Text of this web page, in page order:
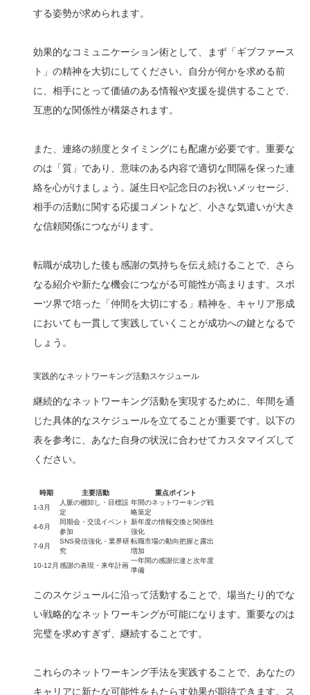
する姿勢が求められます。
効果的なコミュニケーション術として、まず「ギブファース
ト」の精神を大切にしてください。自分が何かを求める前
に、相手にとって価値のある情報や支援を提供することで、
互恵的な関係性が構築されます。
また、連絡の頻度とタイミングにも配慮が必要です。重要な
のは「質」であり、意味のある内容で適切な間隔を保った連
絡を心がけましょう。誕生日や記念日のお祝いメッセージ、
相手の活動に関する応援コメントなど、小さな気遣いが大き
な信頼関係につながります。
転職が成功した後も感謝の気持ちを伝え続けることで、さら
なる紹介や新たな機会につながる可能性が高まります。スポ
ーツ界で培った「仲間を大切にする」精神を、キャリア形成
においても一貫して実践していくことが成功への鍵となるで
しょう。
実践的なネットワーキング活動スケジュール
継続的なネットワーキング活動を実現するために、年間を通
じた具体的なスケジュールを立てることが重要です。以下の
表を参考に、あなた自身の状況に合わせてカスタマイズして
ください。
時期 主要活動
重点ポイント
1-3月
人脈の棚卸し・目標設
定
年間のネットワーキング戦
略策定
4-6月
同期会・交流イベント
参加
新年度の情報交換と関係性
強化
7-9月
SNS発信強化・業界研
究
転職市場の動向把握と露出
増加
10-12月 感謝の表現・来年計画
一年間の感謝伝達と次年度
準備
このスケジュールに沿って活動することで、場当たり的でな
い戦略的なネットワーキングが可能になります。重要なのは
完璧を求めすぎず、継続することです。
これらのネットワーキング手法を実践することで、あなたの
キャリアに新たな可能性をもたらす効果が期待できます。ス